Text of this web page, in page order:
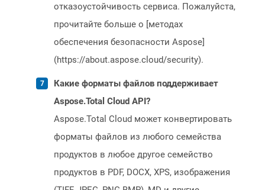
отказоустойчивость сервиса. Пожалуйста,
прочитайте больше о [методах
обеспечения безопасности Aspose]
(https://about.aspose.cloud/security).
Какие форматы файлов поддерживает
Aspose.Total Cloud API?
Aspose.Total Cloud может конвертировать
форматы файлов из любого семейства
продуктов в любое другое семейство
продуктов в PDF, DOCX, XPS, изображения